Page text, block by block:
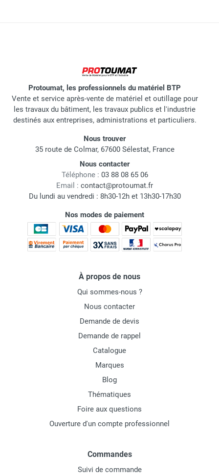
Protoumat, les professionnels du matériel BTP
Vente et service après-vente de matériel et outillage pour
les travaux du bâtiment, les travaux publics et l'industrie
destinés aux entreprises, administrations et particuliers.
Nous trouver
35 route de Colmar, 67600 Sélestat, France
Nous contacter
Téléphone : 03 88 08 65 06
Email : contact@protoumat.fr
Du lundi au vendredi : 8h30-12h et 13h30-17h30
Nos modes de paiement
À propos de nous
Qui sommes-nous ?
Nous contacter
Demande de devis
Demande de rappel
Catalogue
Marques
Blog
Thématiques
Foire aux questions
Ouverture d'un compte professionnel
Commandes
Suivi de commande